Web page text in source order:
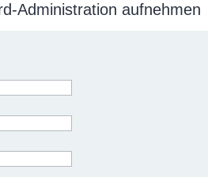
c
Administration aufnehmen